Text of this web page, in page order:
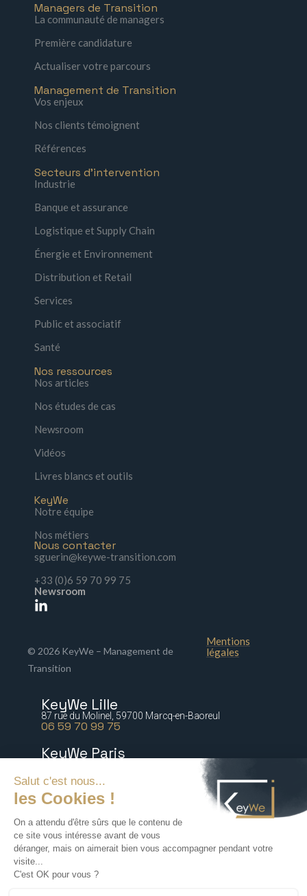
Managers de Transition
La communauté de managers
Première candidature
Actualiser votre parcours
Management de Transition
Vos enjeux
Nos clients témoignent
Références
Secteurs d'intervention
Industrie
Banque et assurance
Logistique et Supply Chain
Énergie et Environnement
Distribution et Retail
Services
Public et associatif
Santé
Nos ressources
Nos articles
Nos études de cas
Newsroom
Vidéos
Livres blancs et outils
KeyWe
Notre équipe
Nos métiers
Nous contacter
sguerin@keywe-transition.com
+33 (0)6 59 70 99 75
Newsroom
© 2026 KeyWe – Management de
Transition
Mentions
légales
KeyWe Lille
87 rue du Molinel, 59700 Marcq-en-Baoreul
06 59 70 99 75
KeyWe Paris
5 bis rue Marguerite de Rochechouart 75009 Paris
06 77 64 21 54
KeyWe Nantes
06 16 47 67 88
KeyWe Lyon
72 rue Tronchet, 69006 Lyon
06 18 71 76 60